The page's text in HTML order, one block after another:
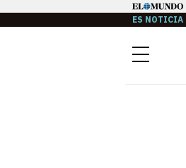
ES NOTICIA
Menú